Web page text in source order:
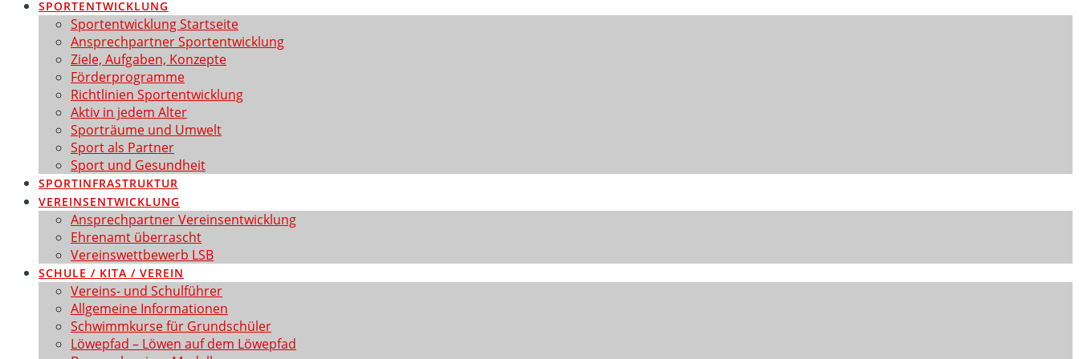
SPORTENTWICKLUNG
Sportentwicklung Startseite
Ansprechpartner Sportentwicklung
Ziele, Aufgaben, Konzepte
Förderprogramme
Richtlinien Sportentwicklung
Aktiv in jedem Alter
Sporträume und Umwelt
Sport als Partner
Sport und Gesundheit
SPORTINFRASTRUKTUR
VEREINSENTWICKLUNG
Ansprechpartner Vereinsentwicklung
Ehrenamt überrascht
Vereinswettbewerb LSB
SCHULE / KITA / VEREIN
Vereins- und Schulführer
Allgemeine Informationen
Schwimmkurse für Grundschüler
Löwepfad – Löwen auf dem Löwepfad